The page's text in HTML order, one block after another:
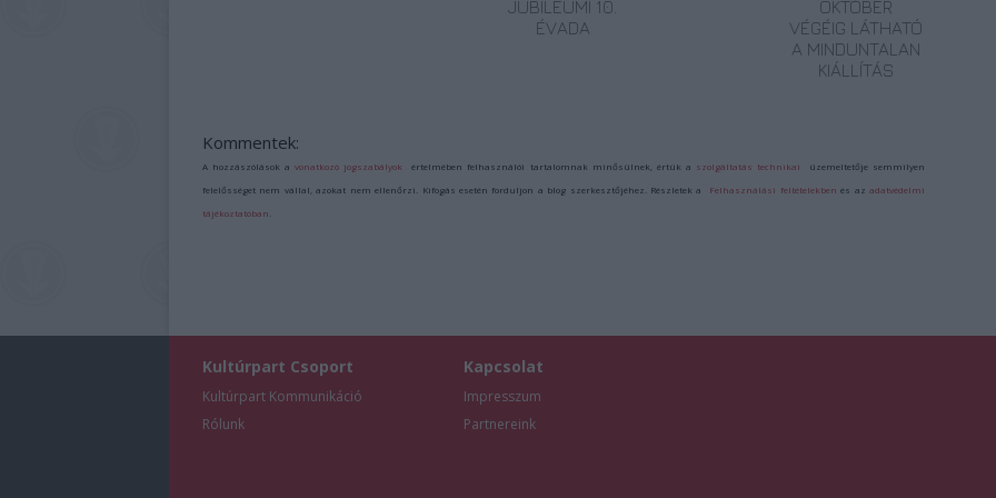
JUBILEUMI 10.
ÉVADA
OKTÓBER
VÉGÉIG LÁTHATÓ
A MINDUNTALAN
KIÁLLÍTÁS
Kommentek:
A hozzászólások avonatkozó jogszabályok értelmében felhasználói tartalomnak minősülnek, értük a szolgáltatás technikai üzemeltetője semmilyen
felelősséget nem vállal, azokat nem ellenőrzi. Kifogás esetén forduljon a blog szerkesztőjéhez. Részletek a Felhasználási feltételekben és azadatvédelmi
tájékoztatóban
Kultúrpart Csoport
Kultúrpart Kommunikáció
Rólunk
Kapcsolat
Impresszum
Partnereink